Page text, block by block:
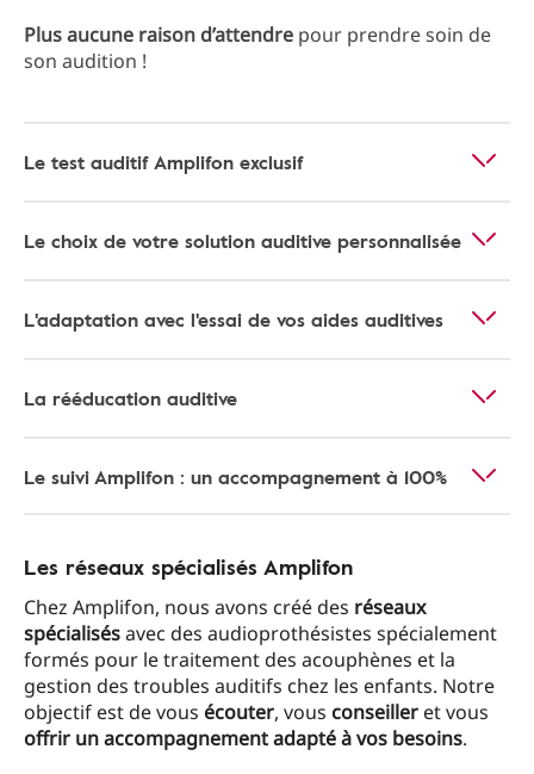
Plus aucune raison d’attendre pour prendre soin de
son audition !
Le test auditif Amplifon exclusif
Le choix de votre solution auditive personnalisée
L'adaptation avec l'essai de vos aides auditives
La rééducation auditive
Le suivi Amplifon : un accompagnement à 100%
Les réseaux spécialisés Amplifon
Chez Amplifon, nous avons créé des réseaux
spécialisésavec des audioprothésistes spécialement
formés pour le traitement des acouphènes et la
gestion des troubles auditifs chez les enfants. Notre
objectif est de vous écouter, vous conseiller et vous
offrir un accompagnement adapté à vos besoins.